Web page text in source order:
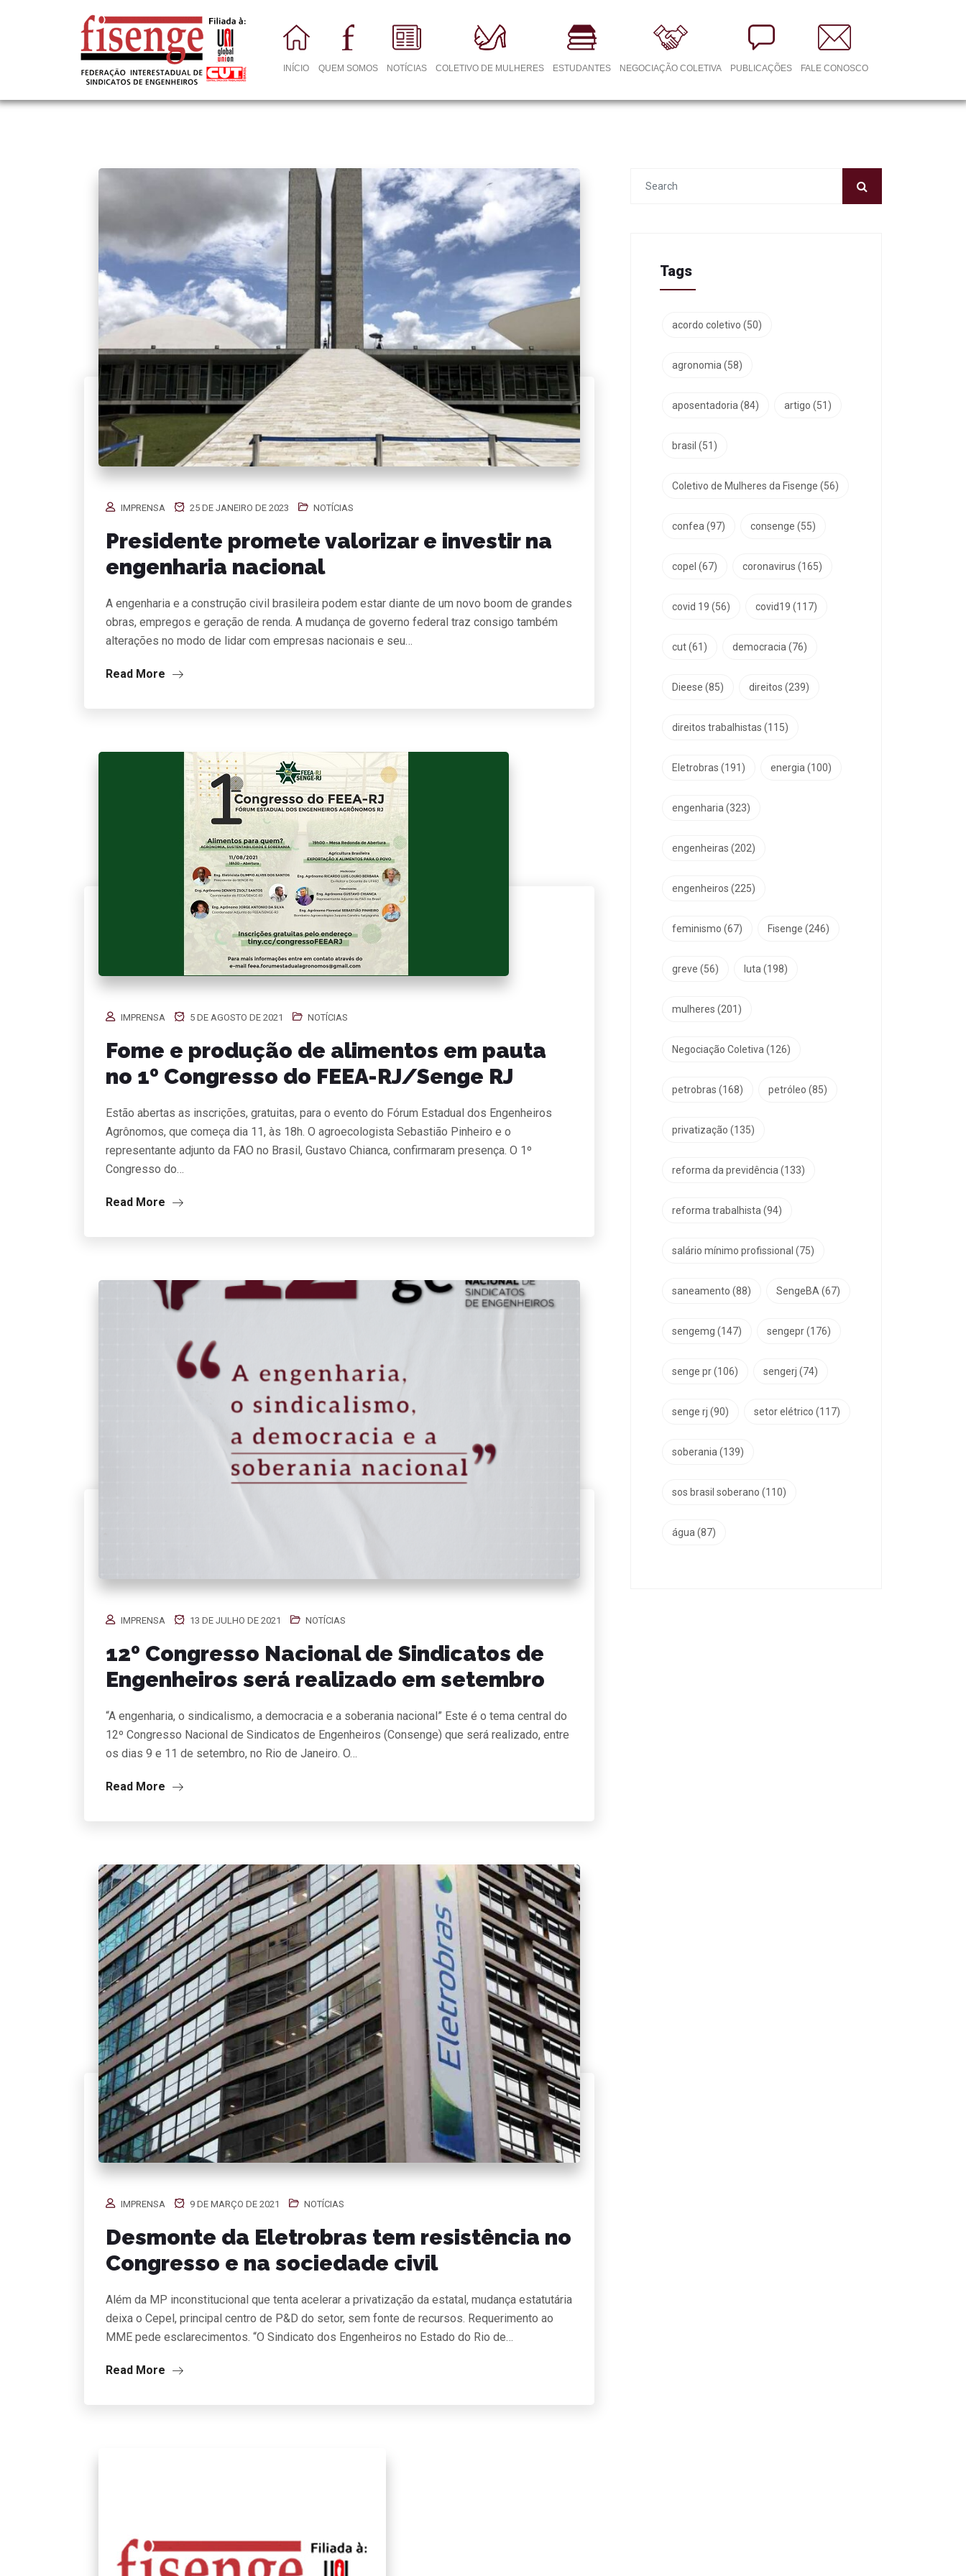
INÍCIO QUEM SOMOS NOTÍCIAS COLETIVO DE MULHERES ESTUDANTES NEGOCIAÇÃO COLETIVA PUBLICAÇÕES FALE CONOSCO
IMPRENSA 25 DE JANEIRO DE 2023 NOTÍCIAS
Presidente promete valorizar e investir na
engenharia nacional
A engenharia e a construção civil brasileira podem estar diante de um novo boom de grandes
obras, empregos e geração de renda. A mudança de governo federal traz consigo também
alterações no modo de lidar com empresas nacionais e seu…
Read More
IMPRENSA 5 DE AGOSTO DE 2021 NOTÍCIAS
Fome e produção de alimentos em pauta
no 1º Congresso do FEEA-RJ/Senge RJ
Estão abertas as inscrições, gratuitas, para o evento do Fórum Estadual dos Engenheiros
Agrônomos, que começa dia 11, às 18h. O agroecologista Sebastião Pinheiro e o
representante adjunto da FAO no Brasil, Gustavo Chianca, confirmaram presença. O 1º
Congresso do…
Read More
IMPRENSA 13 DE JULHO DE 2021 NOTÍCIAS
12º Congresso Nacional de Sindicatos de
Engenheiros será realizado em setembro
“A engenharia, o sindicalismo, a democracia e a soberania nacional” Este é o tema central do
12º Congresso Nacional de Sindicatos de Engenheiros (Consenge) que será realizado, entre
os dias 9 e 11 de setembro, no Rio de Janeiro. O…
Read More
IMPRENSA 9 DE MARÇO DE 2021 NOTÍCIAS
Desmonte da Eletrobras tem resistência no
Congresso e na sociedade civil
Além da MP inconstitucional que tenta acelerar a privatização da estatal, mudança estatutária
deixa o Cepel, principal centro de P&D do setor, sem fonte de recursos. Requerimento ao
MME pede esclarecimentos. “O Sindicato dos Engenheiros no Estado do Rio de…
Read More
Tags
acordo coletivo (50)
agronomia (58)
aposentadoria (84) artigo (51)
brasil (51)
Coletivo de Mulheres da Fisenge (56)
confea (97) consenge (55)
copel (67) coronavirus (165)
covid 19 (56) covid19 (117)
cut(61) democracia (76)
Dieese (85) direitos (239)
direitos trabalhistas (115)
Eletrobras (191) energia (100)
engenharia (323)
engenheiras (202)
engenheiros (225)
feminismo (67) Fisenge (246)
greve (56) luta (198)
mulheres (201)
Negociação Coletiva (126)
petrobras (168) petróleo (85)
privatização (135)
reforma da previdência (133)
reforma trabalhista (94)
salário mínimo profissional (75)
saneamento (88) SengeBA (67)
sengemg (147) sengepr(176)
senge pr(106) sengerj (74)
senge rj (90) setor elétrico (117)
soberania (139)
sos brasil soberano (110)
água (87)